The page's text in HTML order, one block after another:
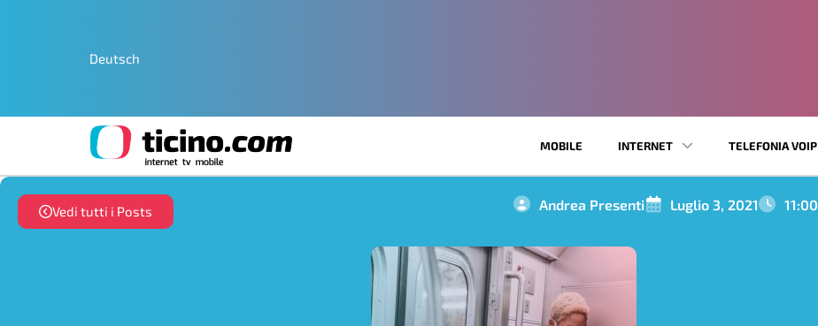
Deutsch
MOBILE INTERNET TELEFONIA VOIP
Vedi tutti i Posts Andrea Presenti Luglio 3, 2021 11:00